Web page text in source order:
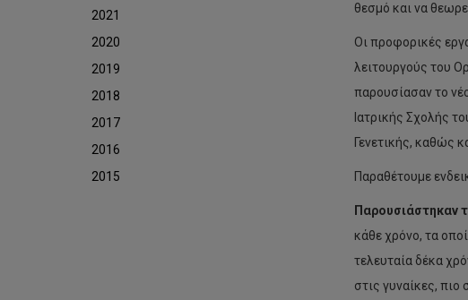
2021
2020
2019
2018
2017
2016
2015
θεσμό και να
Οι προφορικές
λειτουργούς του
παρουσίασαν το
Ιατρικής Σχολής
Γενετικής, καθώς
Παραθέτουμε
Παρουσιάστηκαν
κάθε χρόνο, τα
τελευταία δέκα
στις γυναίκες,